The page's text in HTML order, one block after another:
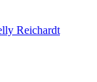
Reichardt